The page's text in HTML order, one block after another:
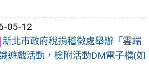
05-12
新北市政府稅捐稽徵處舉辦「雲端
遊戲活動，檢附活動DM電子檔(如